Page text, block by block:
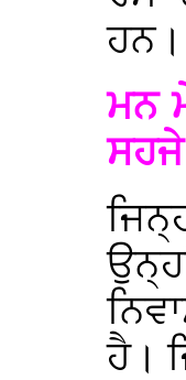
ਹਨ।
ਮਨ
ਹੈ।